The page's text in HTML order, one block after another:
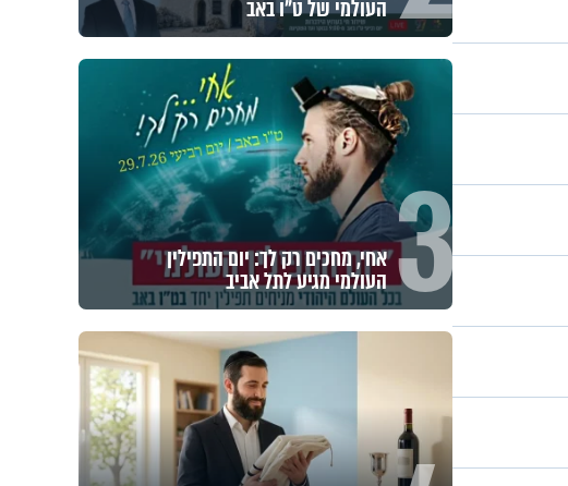
חלום אדיר: מקבץ סגולות
משיבת נפש: הגבול הדק שבין חוסר
טקט לפגיעה בזולת